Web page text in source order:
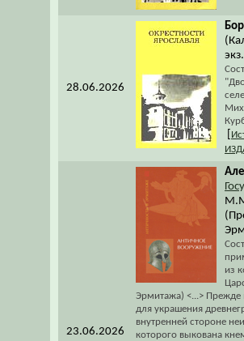
28.06.2026
23.06.2026
из
Эрмитажа) <...> Прежде
для украшения
внутренней стороне
которого выкована